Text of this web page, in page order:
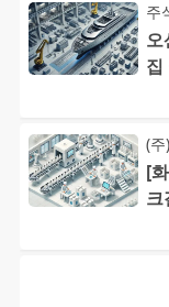
주
오
집
(주
[
크